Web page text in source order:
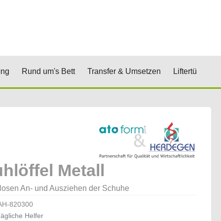
& Stufen
Öffne Positionierung
Rund um's Bett Öffne Rund um's Bett
Transfer & Umsetzen Öffne Transfer
Liftertücher
Metall
An- und Ausziehen der Schuhe
820300
Helfer